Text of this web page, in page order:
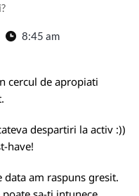
8:45 am
cercul de apropiati
despartiri la activ :))
have!
data am raspuns gresit.